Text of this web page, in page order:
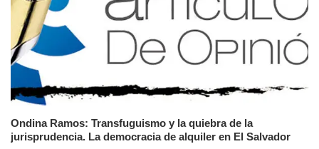
Ondina Ramos: Transfuguismo y la quiebra de la
jurisprudencia. La democracia de alquiler en El Salvador